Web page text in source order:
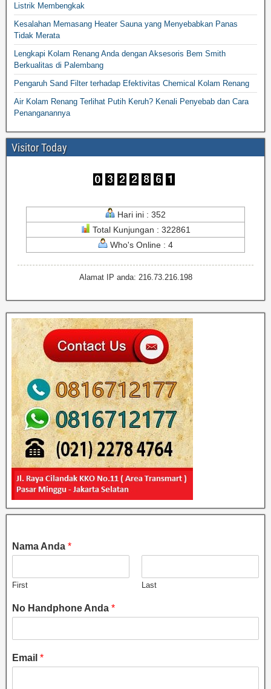
Listrik Membengkak
Kesalahan Memasang Heater Sauna yang Menyebabkan Panas
Tidak Merata
Lengkapi Kolam Renang Anda dengan Aksesoris Bem Smith
Berkualitas di Palembang
Pengaruh Sand Filter terhadap Efektivitas Chemical Kolam Renang
Air Kolam Renang Terlihat Putih Keruh? Kenali Penyebab dan Cara
Penanganannya
Visitor Today
Hari ini : 352
Total Kunjungan : 322861
Who's Online : 4
Alamat IP anda: 216.73.216.198
Nama Anda *
First Last
No Handphone Anda *
Email *